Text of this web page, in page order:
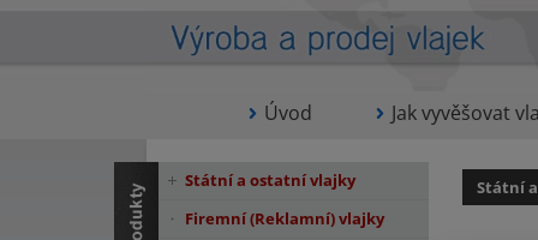
Úvod Jak vyvěšovat
Státní
Státní a ostatní vlajky
Firemní (Reklamní) vlajky